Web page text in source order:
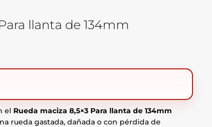
llanta de 134mm
el Rueda maciza 8,5×3 Para llanta de 134mm
rueda gastada, dañada o con pérdida de